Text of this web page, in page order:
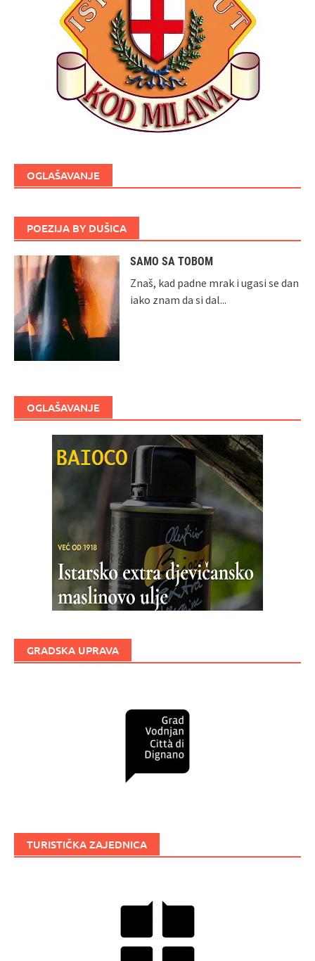
OGLAŠAVANJE
POEZIJA BY DUŠICA
SAMO SA TOBOM
Znaš, kad padne mrak i ugasi se dan
iako znam da si dal...
OGLAŠAVANJE
GRADSKA UPRAVA
TURISTIČKA ZAJEDNICA